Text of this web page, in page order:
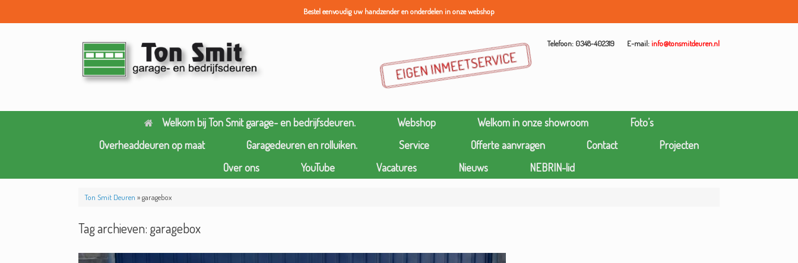
Bestel eenvoudig uw handzender en onderdelen in onze webshop
Telefoon: 0348-402319 E-mail:info@tonsmitdeuren.nl
Welkom bij Ton Smit garage- en bedrijfsdeuren. Webshop Welkom in onze showroom
Foto’s
Overheaddeuren op maat
Garagedeuren en rolluiken. Service Offerte aanvragen Contact
Projecten
Over ons
YouTube Vacatures Nieuws NEBRIN-lid
Ton Smit Deuren »garagebox
Tag archieven: garagebox